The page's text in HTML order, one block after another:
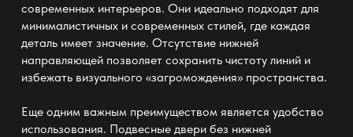
современных интерьеров. Они идеально подходят для
минималистичных и современных стилей, где каждая
деталь имеет значение. Отсутствие нижней
направляющей позволяет сохранить чистоту линий и
избежать визуального «загромождения» пространства.
Еще одним важным преимуществом является удобство
использования. Подвесные двери без нижней